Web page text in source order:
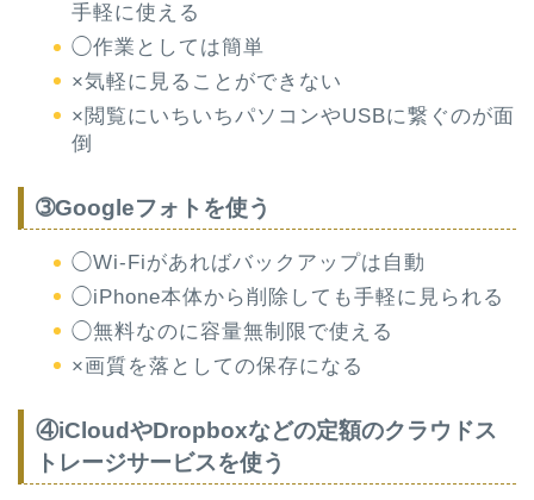
手軽に使える
◯作業としては簡単
×気軽に見ることができない
×閲覧にいちいちパソコンやUSBに繋ぐのが面
倒
➂Googleフォトを使う
◯Wi-Fiがあればバックアップは自動
◯iPhone本体から削除しても手軽に見られる
◯無料なのに容量無制限で使える
×画質を落としての保存になる
④iCloudやDropboxなどの定額のクラウドス
トレージサービスを使う